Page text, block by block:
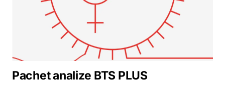
Pachet analize BTS PLUS